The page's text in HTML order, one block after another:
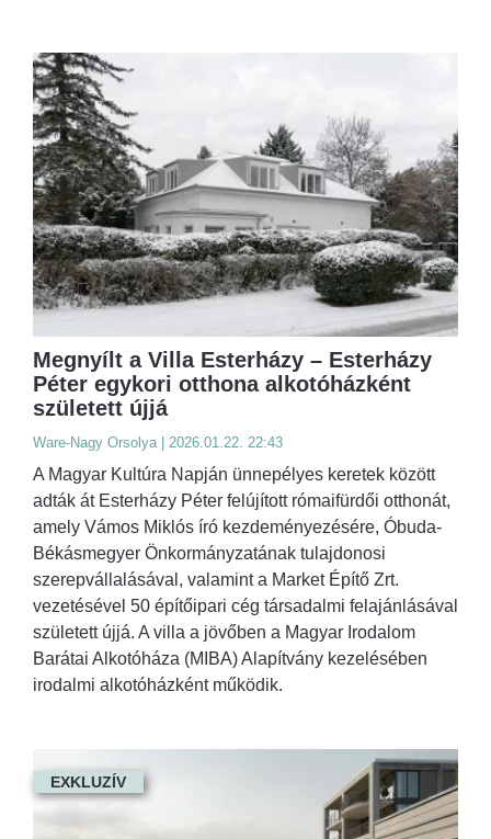
Megnyílt a Villa Esterházy – Esterházy
Péter egykori otthona alkotóházként
született újjá
Ware-Nagy Orsolya | 2026.01.22. 22:43
A Magyar Kultúra Napján ünnepélyes keretek között
adták át Esterházy Péter felújított rómaifürdői otthonát,
amely Vámos Miklós író kezdeményezésére, Óbuda-
Békásmegyer Önkormányzatának tulajdonosi
szerepvállalásával, valamint a Market Építő Zrt.
vezetésével 50 építőipari cég társadalmi felajánlásával
született újjá. A villa a jövőben a Magyar Irodalom
Barátai Alkotóháza (MIBA) Alapítvány kezelésében
irodalmi alkotóházként működik.
EXKLUZÍV